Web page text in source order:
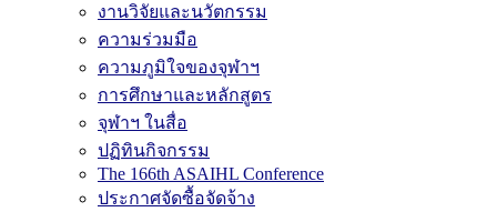
งานวิจัยและนวัตกรรม
ความร่วมมือ
ความภูมิใจของจุฬาฯ
การศึกษาและหลักสูตร
จุฬาฯ ในสื่อ
ปฏิทินกิจกรรม
The 166th ASAIHL Conference
ประกาศจัดซื้อจัดจ้าง